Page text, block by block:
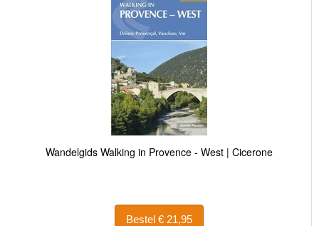
Wandelgids Walking in Provence - West | Cicerone
Bestel € 21,95